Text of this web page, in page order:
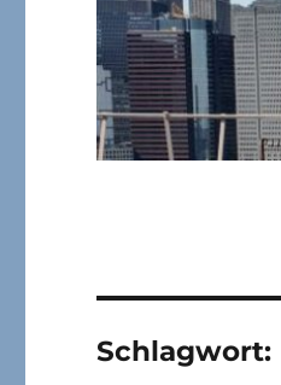
Schlagwort: